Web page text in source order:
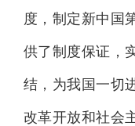
度，制定新中国
供了制度保证，
结，为我国一切
改革开放和社会